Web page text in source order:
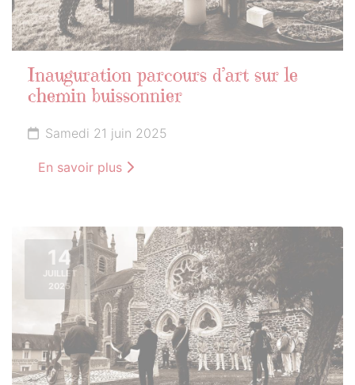
Inauguration parcours d’art sur le
chemin buissonnier
Samedi 21 juin 2025
En savoir plus
14
JUILLET
2025